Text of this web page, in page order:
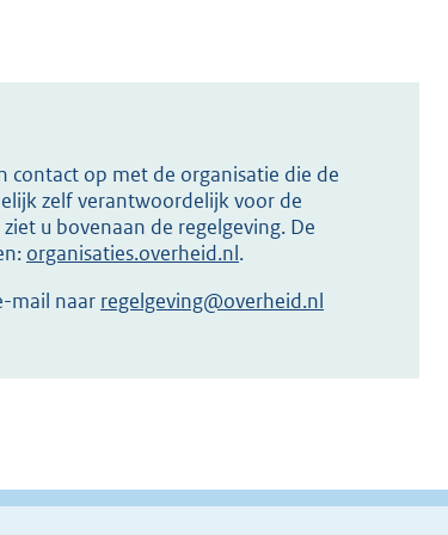
contact op met de organisatie die de
zelf verantwoordelijk voor de
u bovenaan de regelgeving. De
organisaties.overheid.nl.
mail naar regelgeving@overheid.nl